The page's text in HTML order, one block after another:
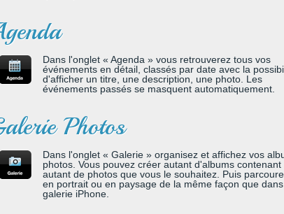
Dans l'onglet « Agenda » vous retrouverez tous vos
événements en détail, classés par date avec la
d'afficher un titre, une description, une photo. Les
événements passés se masquent automatiquement.
Photos
Dans l'onglet « Galerie » organisez et affichez vos
photos. Vous pouvez créer autant d'albums contenant
autant de photos que vous le souhaitez. Puis
en portrait ou en paysage de la même façon que
galerie iPhone.